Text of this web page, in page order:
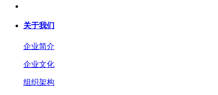
关于我们
企业简介
企业文化
组织架构